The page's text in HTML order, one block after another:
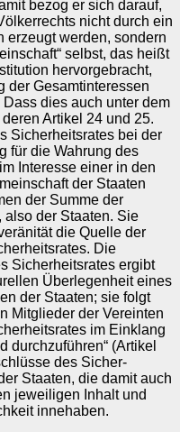
bezog er sich darauf,
nicht durch ein
erzeugt werden, son­dern
selbst, das heißt
hervorgebracht,
der Gesamtinter­es­sen
Dass dies auch unter dem
Artikel 24 und 25.
Sicherheitsrates bei der
für die Wahr­ung des
Interesse einer in den
der Staaten
der Summe der
also der Staaten. Sie
die Quel­le der
Die
Sicherheitsrates ergibt
Über­legenheit eines
der Staaten; sie folgt
Mitglieder der Vereinten
im Einklang
durchzufüh­ren“ (Artikel
des Sicher­
Staaten, die damit auch
jeweiligen Inhalt und
innehaben.